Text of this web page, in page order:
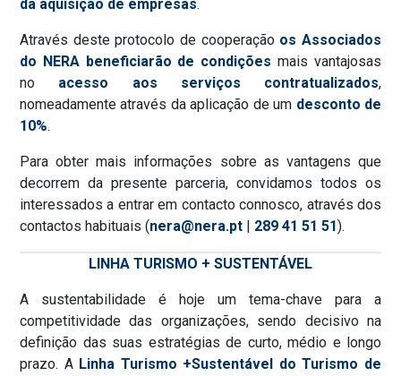
da aquisição de empresas.
Através deste protocolo de cooperação os Associados
do NERA beneficiarão de condições mais vantajosas
no acesso aos serviços contratualizados,
nomeadamente através da aplicação de um desconto de
10%.
Para obter mais informações sobre as vantagens que
decorrem da presente parceria, convidamos todos os
interessados a entrar em contacto connosco, através dos
contactos habituais (nera@nera.pt | 289 41 51 51).
LINHA TURISMO + SUSTENTÁVEL
A sustentabilidade é hoje um tema-chave para a
competitividade das organizações, sendo decisivo na
definição das suas estratégias de curto, médio e longo
prazo. A Linha Turismo +Sustentável do Turismo de